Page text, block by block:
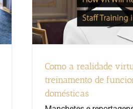
Como a realidade
treinamento de
domésticas